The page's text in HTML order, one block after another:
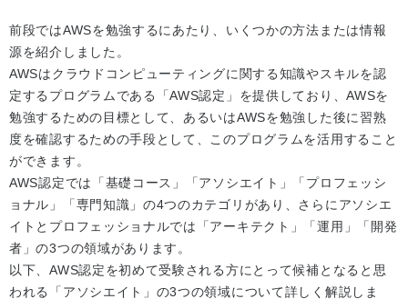
前段ではAWSを勉強するにあたり、いくつかの方法または情報
源を紹介しました。
AWSはクラウドコンピューティングに関する知識やスキルを認
定するプログラムである「AWS認定」を提供しており、AWSを
勉強するための目標として、あるいはAWSを勉強した後に習熟
度を確認するための手段として、このプログラムを活用すること
ができます。
AWS認定では「基礎コース」「アソシエイト」「プロフェッシ
ョナル」「専門知識」の4つのカテゴリがあり、さらにアソシエ
イトとプロフェッショナルでは「アーキテクト」「運用」「開発
者」の3つの領域があります。
以下、AWS認定を初めて受験される方にとって候補となると思
われる「アソシエイト」の3つの領域について詳しく解説しま